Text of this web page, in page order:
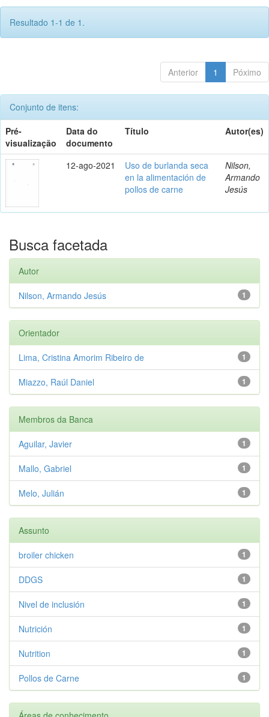
Resultado 1-1 de 1.
Anterior 1 Póximo
Conjunto de itens:
Pré-
visualização
Data do
documento
Título Autor(es)
12-ago-2021
Uso de burlanda seca
en la alimentación de
pollos de carne
Nilson,
Armando
Jesús
Busca facetada
Autor
1
Nilson, Armando Jesús
Orientador
1
Lima, Cristina Amorim Ribeiro de
1
Miazzo, Raúl Daniel
Membros da Banca
1
Aguilar, Javier
1
Mallo, Gabriel
1
Melo, Julián
Assunto
1
broiler chicken
1
DDGS
1
Nivel de inclusión
1
Nutrición
1
Nutrition
1
Pollos de Carne